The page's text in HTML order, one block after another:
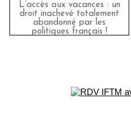
L’accès aux vacances : un
droit inachevé totalement
abandonné par les
politiques français !